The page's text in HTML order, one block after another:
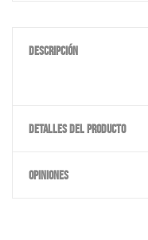
DESCRIPCIÓN
DETALLES DEL PRODUCTO
OPINIONES